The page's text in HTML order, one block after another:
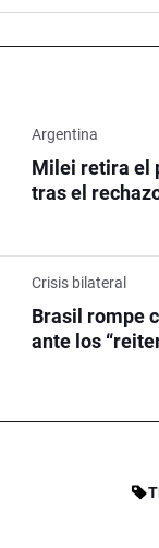
Argentina
Milei retira el
tras el
Crisis bilateral
Brasil rompe
ante los